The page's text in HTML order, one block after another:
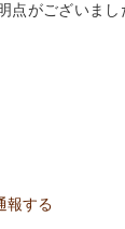
点がございま
報する